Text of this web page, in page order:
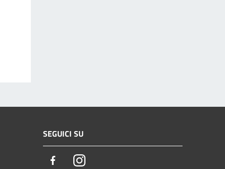
SEGUICI SU
FacebookInstagram